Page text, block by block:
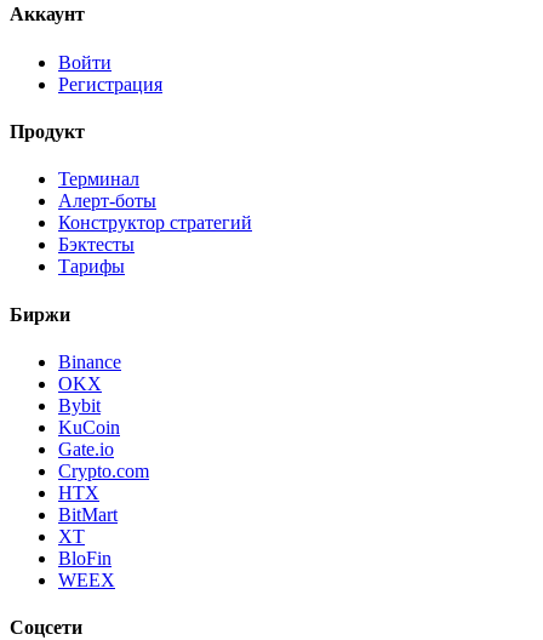
Аккаунт
Войти
Регистрация
Продукт
Терминал
Алерт-боты
Конструктор стратегий
Бэктесты
Тарифы
Биржи
Binance
OKX
Bybit
KuCoin
Gate.io
Crypto.com
HTX
BitMart
XT
BloFin
WEEX
Соцсети